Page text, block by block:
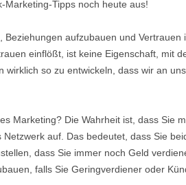
Marketing-Tipps noch heute aus!
aufzubauen und Vertrauen
einflößt, ist keine Eigenschaft, mit
wirklich so zu entwickeln, dass wir an
Marketing? Die Wahrheit ist, dass Sie
auf. Das bedeutet, dass Sie
dass Sie immer noch Geld
falls Sie Geringverdiener oder